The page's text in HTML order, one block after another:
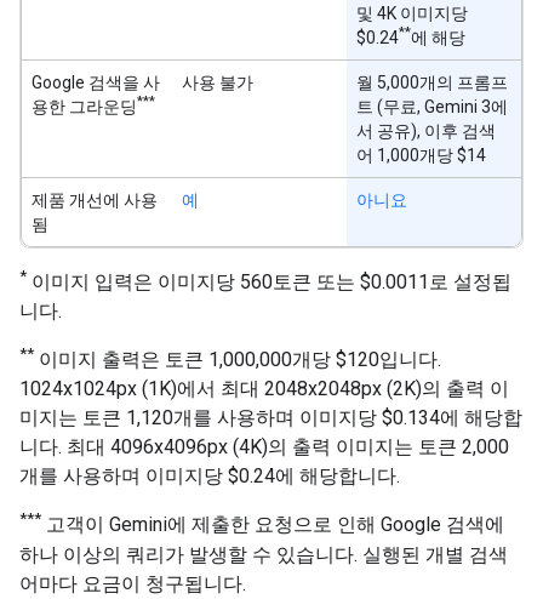
및 4K 이미지당
$0.24**에 해당
Google 검색을 사
용한 그라운딩***
사용 불가
월 5,000개의 프롬프
트 (무료, Gemini 3에
서 공유), 이후 검색
어 1,000개당 $14
제품 개선에 사용
됨
예 아니요
* 이미지 입력은 이미지당 560토큰 또는 $0.0011로 설정됩
니다.
** 이미지 출력은 토큰 1,000,000개당 $120입니다.
1024x1024px (1K)에서 최대 2048x2048px (2K)의 출력 이
미지는 토큰 1,120개를 사용하며 이미지당 $0.134에 해당합
니다. 최대 4096x4096px (4K)의 출력 이미지는 토큰 2,000
개를 사용하며 이미지당 $0.24에 해당합니다.
*** 고객이 Gemini에 제출한 요청으로 인해 Google 검색에
하나 이상의 쿼리가 발생할 수 있습니다. 실행된 개별 검색
어마다 요금이 청구됩니다.